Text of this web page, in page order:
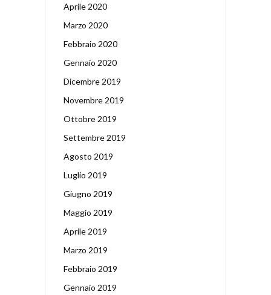
Aprile 2020
Marzo 2020
Febbraio 2020
Gennaio 2020
Dicembre 2019
Novembre 2019
Ottobre 2019
Settembre 2019
Agosto 2019
Luglio 2019
Giugno 2019
Maggio 2019
Aprile 2019
Marzo 2019
Febbraio 2019
Gennaio 2019